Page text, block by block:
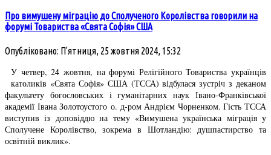
Про вимушену міграцію до Сполученого Королівства говорили на
форумі Товариства «Свята Софія» США
Опубліковано: П'ятниця, 25 жовтня 2024, 15:32
У четвер, 24 жовтня, на форумі Релігійного Товариства українців
католиків «Свята Софія» США (ТССА) відбулася зустріч з деканом
факультету богословських і гуманітарних наук Івано-Франківської
академії Івана Золотоустого о. д-ром Андрієм Чорненком. Гість ТССА
виступив із доповіддю на тему «Вимушена українська міграція у
Сполучене Королівство, зокрема в Шотландію: душпастирство та
освітній виклик».